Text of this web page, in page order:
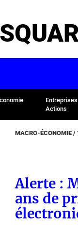
Entreprises
Actions
MACRO-ÉCONOMIE /
Alerte :
ans de